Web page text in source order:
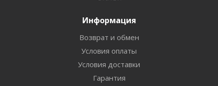
Информация
Возврат и обмен
Условия оплаты
Условия доставки
Гарантия